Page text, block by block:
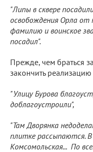
"Липы в сквере
освобождения Орла от
фамилию и воинское
посадил".
Прежде, чем браться
закончить
"Улицу Бурова
доблагоустроили",
"Там Дворянка
плитке рассыпаются. В
Комсомольская... По